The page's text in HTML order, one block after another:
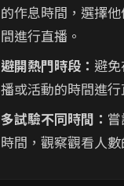
的作息時間，選擇
間進行直播。
避開熱門時段： 避
播或活動的時間進行
多試驗不同時間：
時間，觀察觀看人數